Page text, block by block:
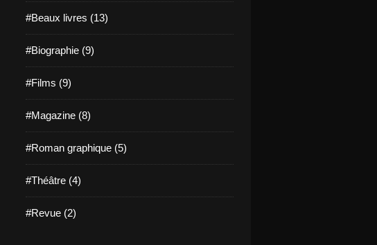
#Beaux livres (13)
#Biographie (9)
#Films (9)
#Magazine (8)
#Roman graphique (5)
#Théâtre (4)
#Revue (2)